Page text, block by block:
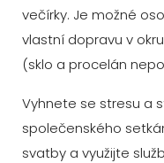
večírky. Je možné
vlastní dopravu v
(sklo a procelán
Vyhnete se stresu a
společenského
svatby a využijte